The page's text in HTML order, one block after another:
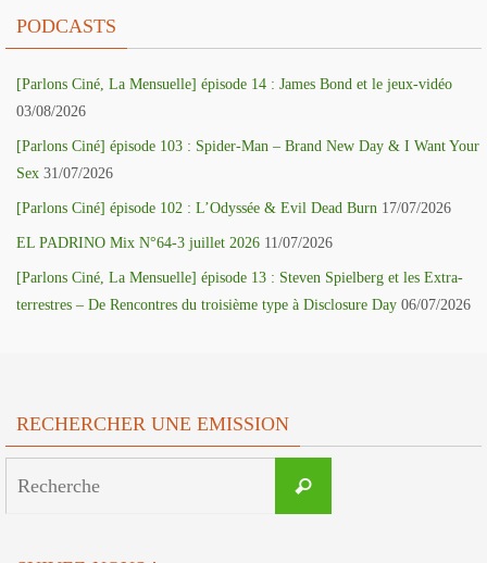
PODCASTS
[Parlons Ciné, La Mensuelle] épisode 14 : James Bond et le jeux-vidéo
03/08/2026
[Parlons Ciné] épisode 103 : Spider-Man – Brand New Day & I Want Your
Sex 31/07/2026
[Parlons Ciné] épisode 102 : L’Odyssée & Evil Dead Burn 17/07/2026
EL PADRINO Mix N°64-3 juillet 2026 11/07/2026
[Parlons Ciné, La Mensuelle] épisode 13 : Steven Spielberg et les Extra-
terrestres – De Rencontres du troisième type à Disclosure Day 06/07/2026
RECHERCHER UNE EMISSION
Recherche